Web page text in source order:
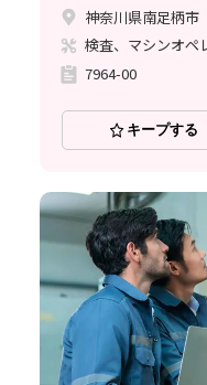
神奈川県南足柄市
検査、マシンオペ
7964-00
キープする